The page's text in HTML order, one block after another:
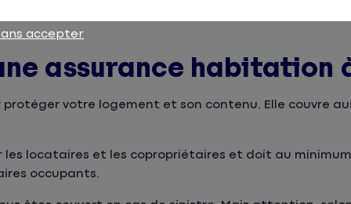
assurance habitation
votre logement et son contenu. Elle couvre
locataires et les copropriétaires et doit au
occupants.
accepter